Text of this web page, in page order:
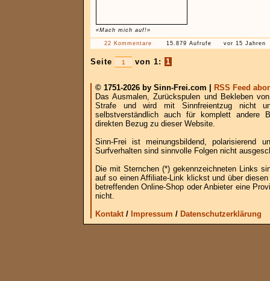
«Mach mich auf!»
22 Kommentare 15.879 Aufrufe vor 15 Jahren
Seite von 1: 1
© 1751-2026 by Sinn-Frei.com |
RSS Feed
Das Ausmalen, Zurückspulen und Bekleben
Strafe und wird mit Sinnfreientzug nicht
selbstverständlich auch für komplett andere
direkten Bezug zu dieser Website.
Sinn-Frei ist meinungsbildend, polarisierend
Surfverhalten sind sinnvolle Folgen nicht
Die mit Sternchen (*) gekennzeichneten Links
auf so einen Affiliate-Link klickst und über
betreffenden Online-Shop oder Anbieter eine
nicht.
Kontakt/ Impressum / Datenschutzerklärung